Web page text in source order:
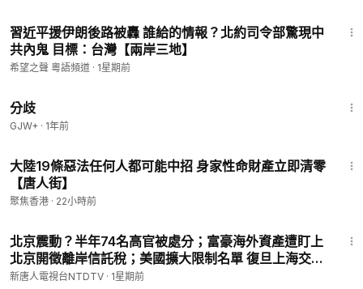
習近平援伊朗後路被轟 誰給的情報？北約司令部驚現中
共內鬼 目標：台灣【兩岸三地】
希望之聲 粵語頻道 · 1星期前
分歧
GJW+ · 1年前
大陸19條惡法任何人都可能中招 身家性命財產立即清零
【唐人街】
聚焦香港 · 22小時前
北京震動？半年74名高官被處分；富豪海外資產遭盯上
北京開徵離岸信託稅；美國擴大限制名單 復旦上海交大
上榜【中國禁聞】7月26日完整版｜#新唐人
新唐人電視台NTDTV · 1星期前